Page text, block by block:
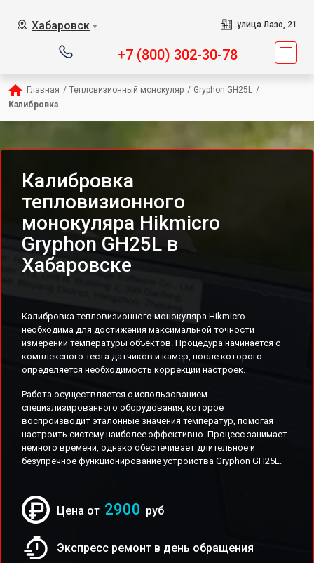
Хабаровск ▼ улица Лазо, 21
+7 (800) 302-30-78
Главная / Тепловизионный монокуляр / Gryphon GH25L /
Калибровка
Калибровка
тепловизионного
монокуляра Hikmicro
Gryphon GH25L в
Хабаровске
Калибровка тепловизионного монокуляра Hikmicro
необходима для достижения максимальной точности
измерений температуры объектов. Процедура начинается с
комплексного теста датчиков и камер, после которого
определяется необходимость коррекции настроек.
Работа осуществляется с использованием
специализированного оборудования, которое
воспроизводит эталонные значения температур, помогая
настроить систему наиболее эффективно. Процесс занимает
немного времени, однако обеспечивает длительное и
безупречное функционирование устройства Gryphon GH25L.
Цена от 2900 руб
Экспресс ремонт в день обращения